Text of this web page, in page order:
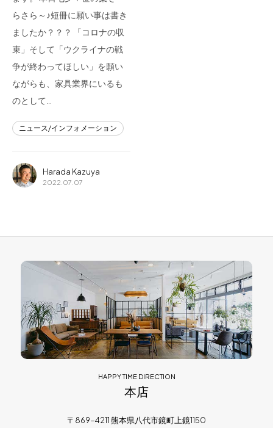
フラッグシップストア
熊本店
Arv
らさら～♪短冊に願い事は書き
ましたか？？？ 「コロナの収
束」そして「ウクライナの戦
争が終わってほしい」を願い
ながらも、家具業界にいるも
のとして…
ニュース/インフォメーション
Harada Kazuya
2022.07.07
HAPPY TIME DIRECTION
本店
〒869-4211 熊本県八代市鏡町上鏡1150